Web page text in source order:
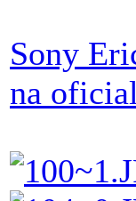
Sony
na